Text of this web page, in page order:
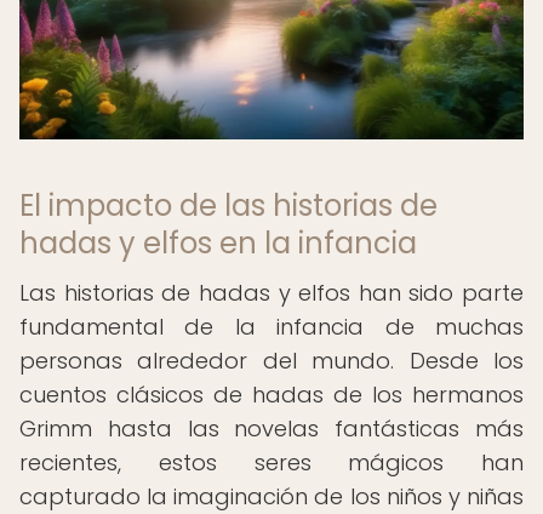
El impacto de las historias de
hadas y elfos en la infancia
Las historias de hadas y elfos han sido parte
fundamental de la infancia de muchas
personas alrededor del mundo. Desde los
cuentos clásicos de hadas de los hermanos
Grimm hasta las novelas fantásticas más
recientes, estos seres mágicos han
capturado la imaginación de los niños y niñas